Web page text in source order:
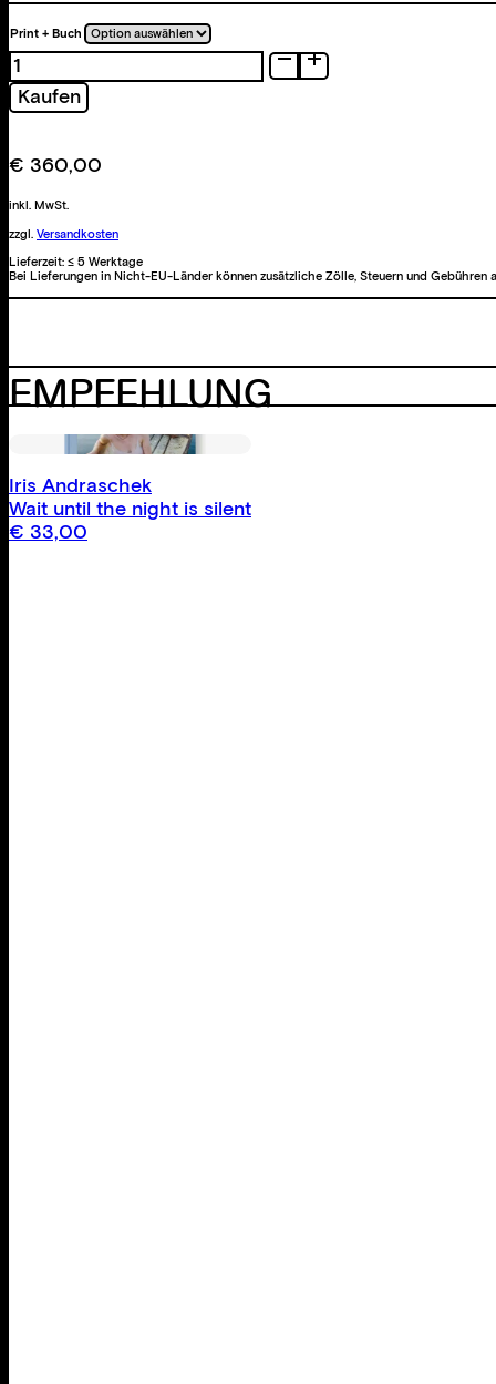
Print + Buch
Wait
until
the
is
Menge
Kaufen
€ 360,00
inkl. MwSt.
zzgl. Versandkosten
Lieferzeit: ≤ 5 Werktage
Bei Lieferungen in Nicht-EU-Länder können zusätzliche Zölle, Steuern und Gebühren
EMPFEHLUNG
Iris Andraschek
Wait until the night is silent
€ 33,00